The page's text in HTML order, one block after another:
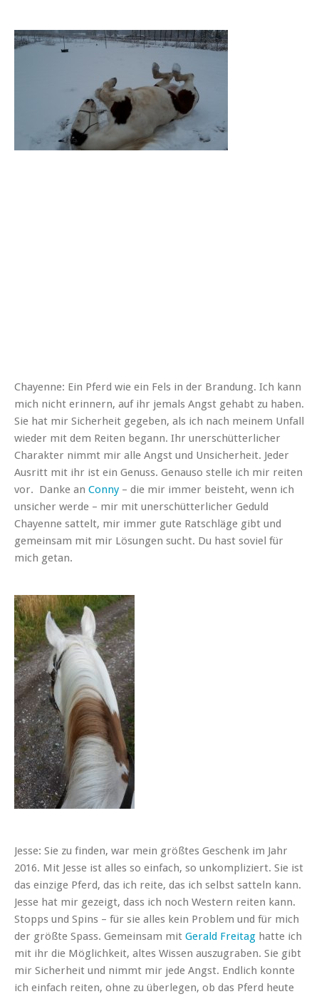
Chayenne: Ein Pferd wie ein Fels in der Brandung. Ich kann
mich nicht erinnern, auf ihr jemals Angst gehabt zu haben.
Sie hat mir Sicherheit gegeben, als ich nach meinem Unfall
wieder mit dem Reiten begann. Ihr unerschütterlicher
Charakter nimmt mir alle Angst und Unsicherheit. Jeder
Ausritt mit ihr ist ein Genuss. Genauso stelle ich mir reiten
vor. Danke an Conny – die mir immer beisteht, wenn ich
unsicher werde – mir mit unerschütterlicher Geduld
Chayenne sattelt, mir immer gute Ratschläge gibt und
gemeinsam mit mir Lösungen sucht. Du hast soviel für
mich getan.
Jesse: Sie zu finden, war mein größtes Geschenk im Jahr
2016. Mit Jesse ist alles so einfach, so unkompliziert. Sie ist
das einzige Pferd, das ich reite, das ich selbst satteln kann.
Jesse hat mir gezeigt, dass ich noch Western reiten kann.
Stopps und Spins – für sie alles kein Problem und für mich
der größte Spass. Gemeinsam mit Gerald Freitag hatte ich
mit ihr die Möglichkeit, altes Wissen auszugraben. Sie gibt
mir Sicherheit und nimmt mir jede Angst. Endlich konnte
ich einfach reiten, ohne zu überlegen, ob das Pferd heute